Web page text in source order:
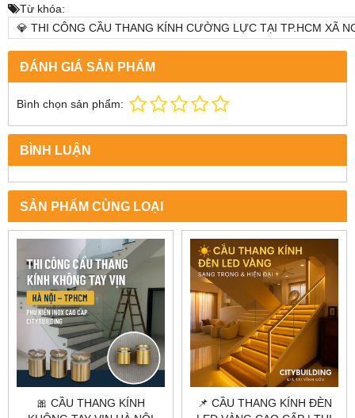
Từ khóa:
💎 THI CÔNG CẦU THANG KÍNH CƯỜNG LỰC TẠI TP.HCM XÃ
ĐÁNH GIÁ SẢN PHẨM
Bình chọn sản phẩm:
BÌNH LUẬN
SẢN PHẨM CÙNG LOẠI
🎀 CẦU THANG KÍNH
📌 CẦU THANG KÍNH ĐÈN